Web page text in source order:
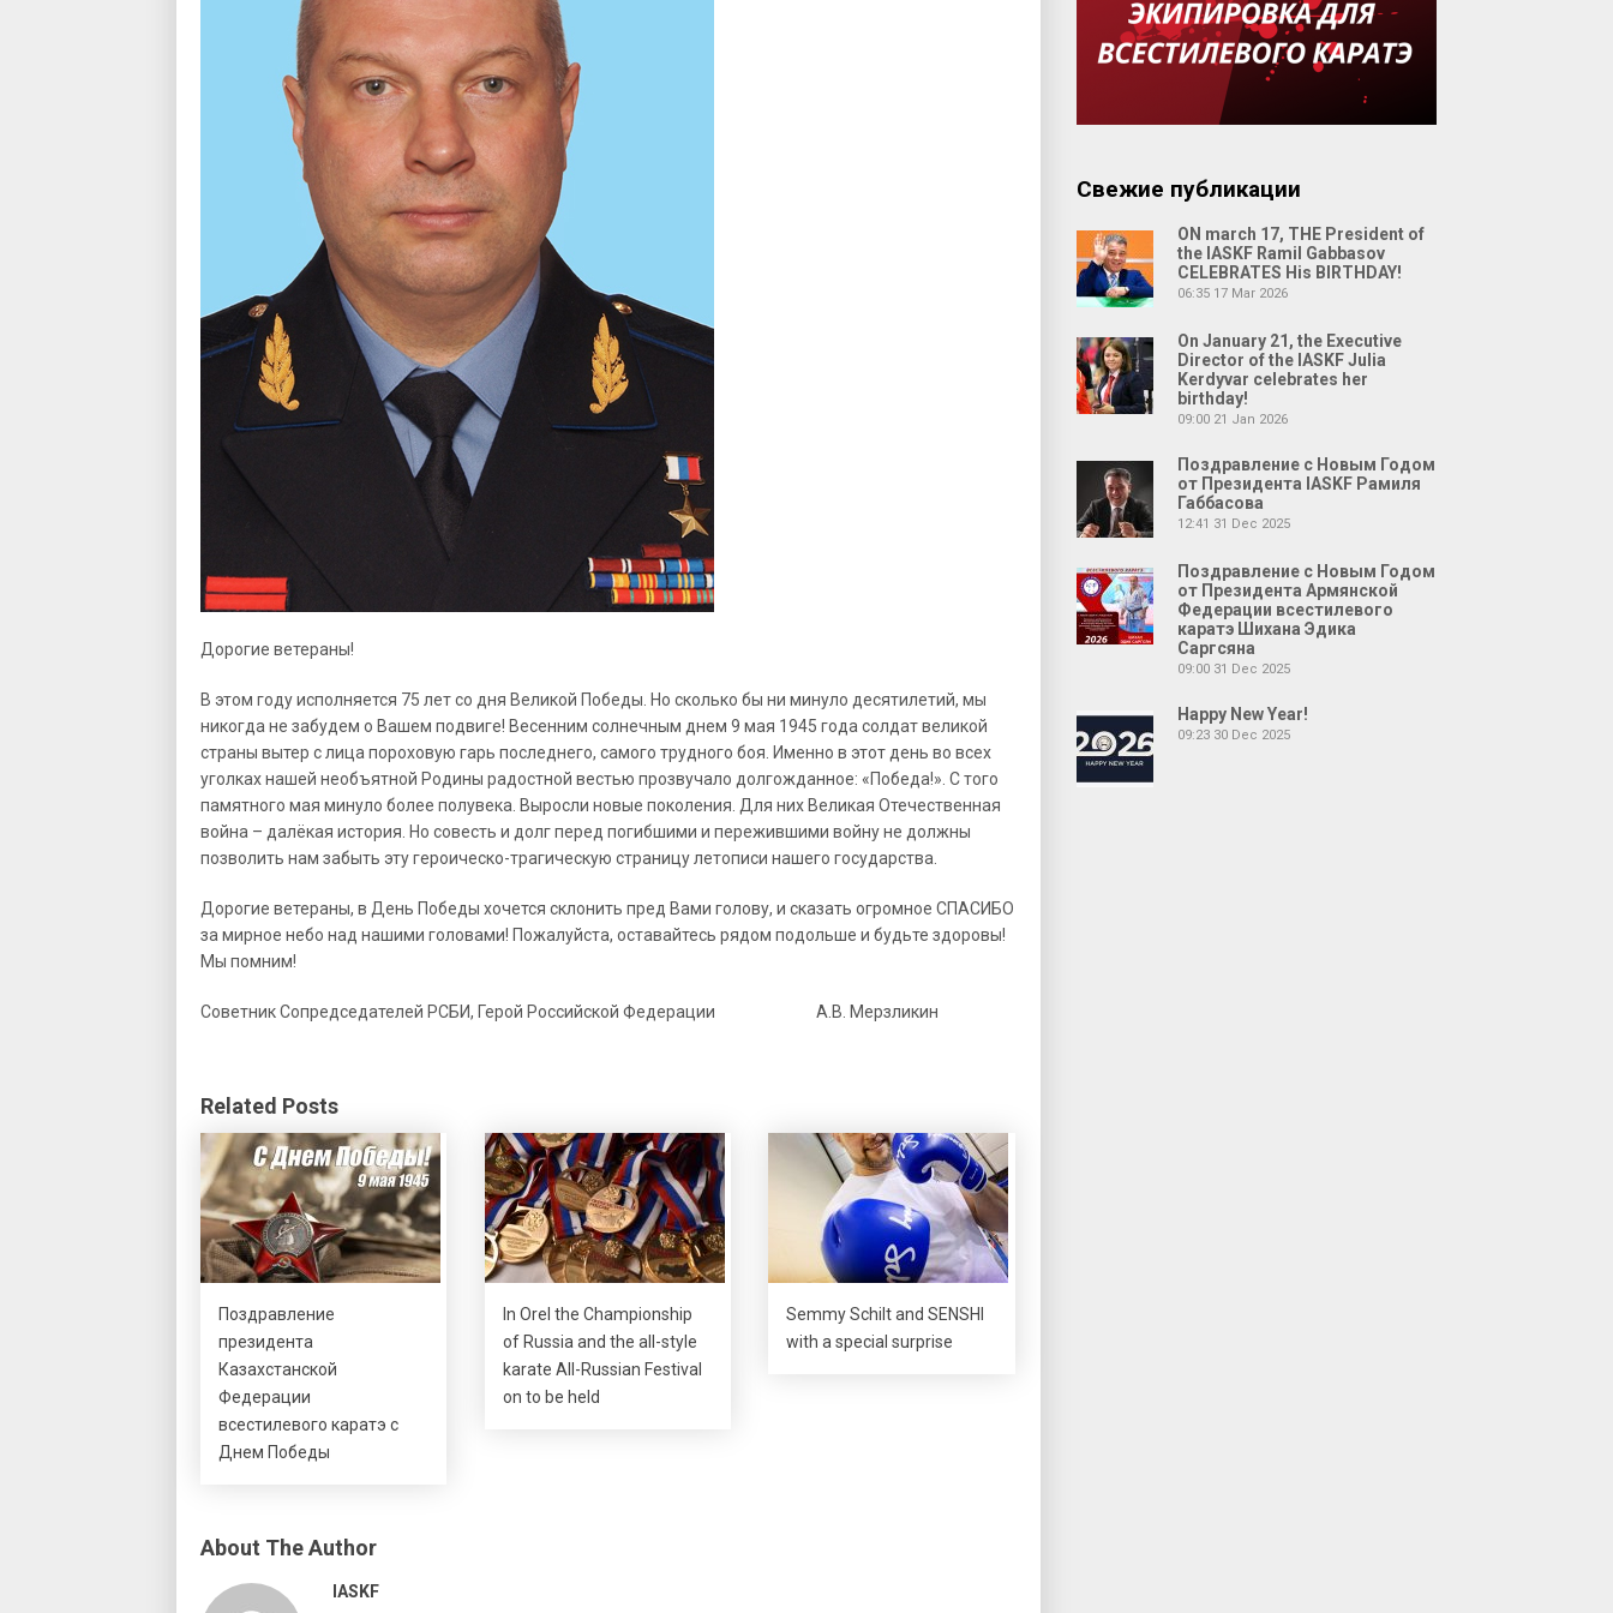
Дорогие ветераны!
В этом году исполняется 75 лет со дня Великой Победы. Но сколько бы ни минуло десятилетий, мы
никогда не забудем о Вашем подвиге! Весенним солнечным днем 9 мая 1945 года солдат великой
страны вытер с лица пороховую гарь последнего, самого трудного боя. Именно в этот день во всех
уголках нашей необъятной Родины радостной вестью прозвучало долгожданное: «Победа!». С того
памятного мая минуло более полувека. Выросли новые поколения. Для них Великая Отечественная
война – далёкая история. Но совесть и долг перед погибшими и пережившими войну не должны
позволить нам забыть эту героическо-трагическую страницу летописи нашего государства.
Дорогие ветераны, в День Победы хочется склонить пред Вами голову, и сказать огромное СПАСИБО
за мирное небо над нашими головами! Пожалуйста, оставайтесь рядом подольше и будьте здоровы!
Мы помним!
Советник Сопредседателей РСБИ, Герой Российской Федерации А.В. Мерзликин
Related Posts
Поздравление
президента
Казахстанской
Федерации
всестилевого каратэ с
Днем Победы
In Orel the Championship
of Russia and the all-style
karate All-Russian Festival
on to be held
Semmy Schilt and SENSHI
with a special surprise
About The Author
IASKF
Свежие публикации
ON march 17, THE President of
the IASKF Ramil Gabbasov
CELEBRATES His BIRTHDAY!
06:35 17 Mar 2026
On January 21, the Executive
Director of the IASKF Julia
Kerdyvar celebrates her
birthday!
09:00 21 Jan 2026
Поздравление с Новым Годом
от Президента IASKF Рамиля
Габбасова
12:41 31 Dec 2025
Поздравление с Новым Годом
от Президента Армянской
Федерации всестилевого
каратэ Шихана Эдика
Саргсяна
09:00 31 Dec 2025
Happy New Year!
09:23 30 Dec 2025